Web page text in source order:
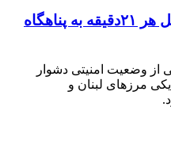
لیبرمن: ساکنان شمال اسرائیل هر ۲۱دقیقه به پناهگاه
از وضعیت امنیتی دشوار
مرزهای لبنان و